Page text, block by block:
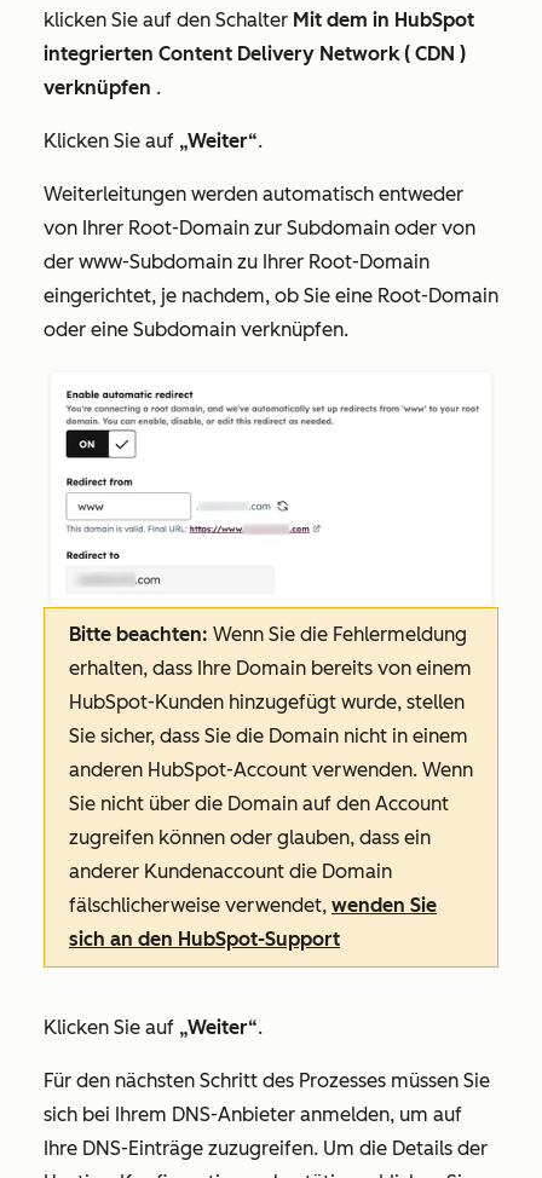
klicken Sie auf den Schalter Mit dem in HubSpot
integrierten Content Delivery Network ( CDN )
verknüpfen .
Klicken Sie auf „Weiter“.
Weiterleitungen werden automatisch entweder
von Ihrer Root-Domain zur Subdomain oder von
der www-Subdomain zu Ihrer Root-Domain
eingerichtet, je nachdem, ob Sie eine Root-Domain
oder eine Subdomain verknüpfen.
Bitte beachten: Wenn Sie die Fehlermeldung
erhalten, dass Ihre Domain bereits von einem
HubSpot-Kunden hinzugefügt wurde, stellen
Sie sicher, dass Sie die Domain nicht in einem
anderen HubSpot-Account verwenden. Wenn
Sie nicht über die Domain auf den Account
zugreifen können oder glauben, dass ein
anderer Kundenaccount die Domain
fälschlicherweise verwendet, wenden Sie
sich an den HubSpot-Support
Klicken Sie auf „Weiter“.
Für den nächsten Schritt des Prozesses müssen Sie
sich bei Ihrem DNS-Anbieter anmelden, um auf
Ihre DNS-Einträge zuzugreifen. Um die Details der